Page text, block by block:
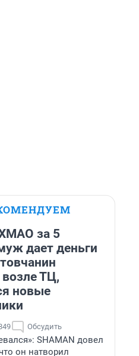
за 5
дает деньги
ТЦ,
новые
Обсудить
SHAMAN довел
он натворил